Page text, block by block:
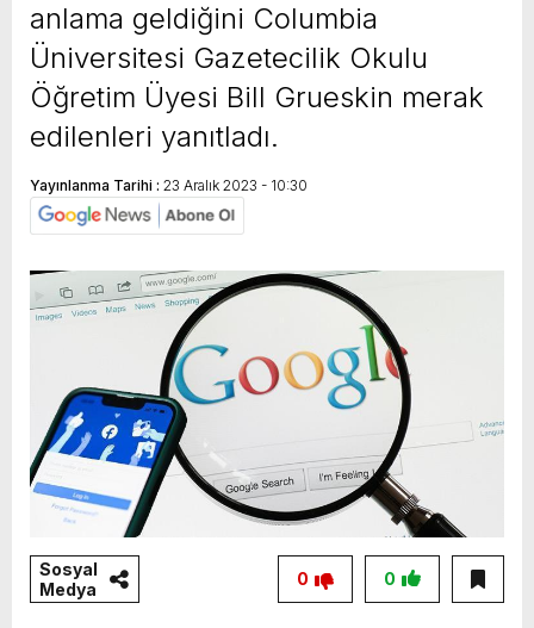
anlama geldiğini Columbia
Üniversitesi Gazetecilik Okulu
Öğretim Üyesi Bill Grueskin merak
edilenleri yanıtladı.
Yayınlanma Tarihi : 23 Aralık 2023 - 10:30
Sosyal
Medya
0
0